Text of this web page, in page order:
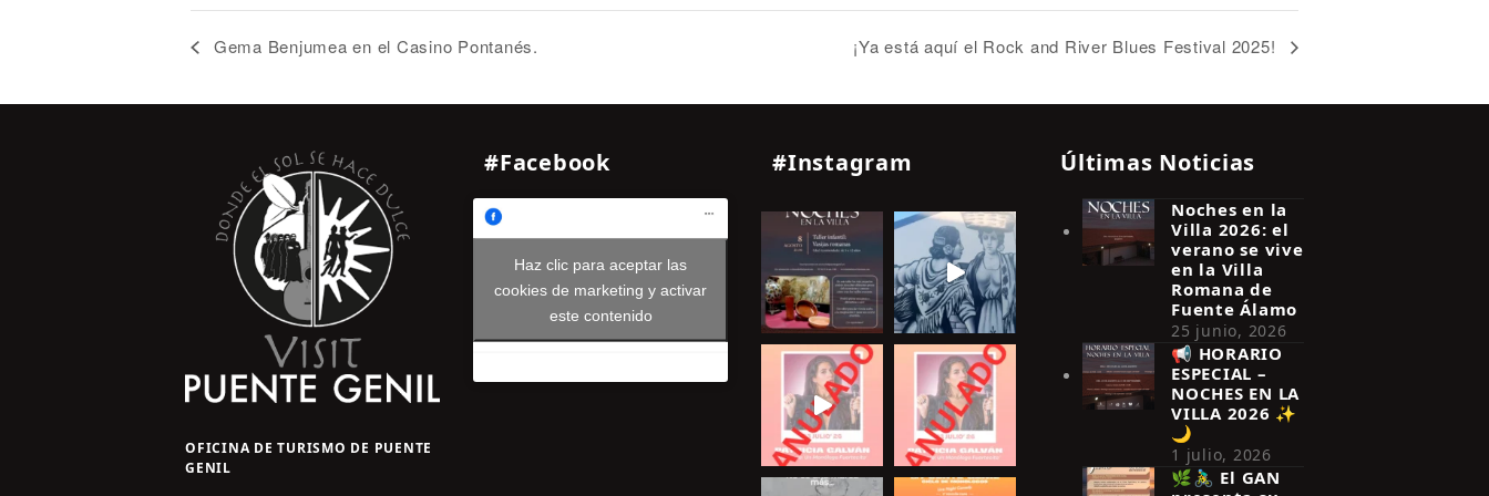
Gema Benjumea en el Casino Pontanés. ¡Ya está aquí el Rock and River Blues Festival 2025!
OFICINA DE TURISMO DE PUENTE
GENIL
#Facebook
Haz clic para aceptar las
cookies de marketing y activar
este contenido
#Instagram Últimas Noticias
Noches en la
Villa 2026: el
verano se vive
en la Villa
Romana de
Fuente Álamo
25 junio, 2026
📢 HORARIO
ESPECIAL –
NOCHES EN LA
VILLA 2026 ✨
🌙
1 julio, 2026
🌿🚴‍♂️ El GAN